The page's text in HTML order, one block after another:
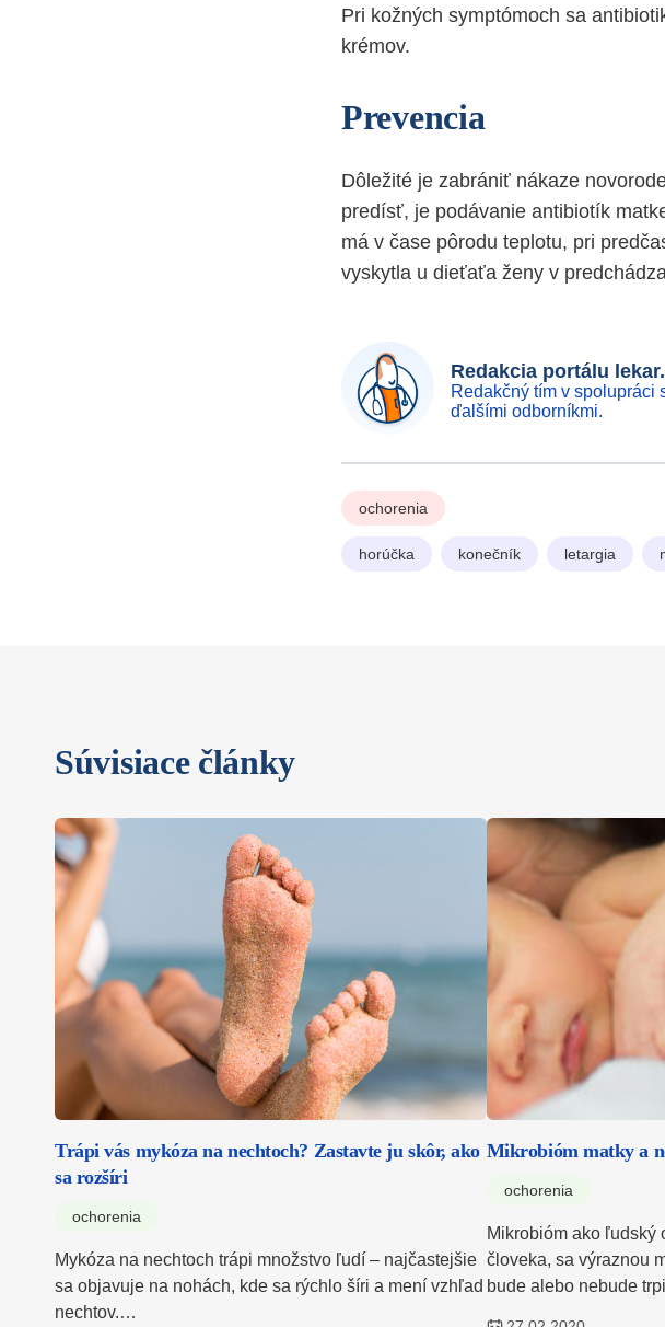
Pri kožných symptómoch sa
krémov.
Prevencia
Dôležité je zabrániť nákaze
predísť, je podávanie antibiotík
má v čase pôrodu teplotu, pri
vyskytla u dieťaťa ženy v
Redakcia portálu
Redakčný tím v spolupráci
ďalšími odborníkmi.
ochorenia
horúčka konečník letargia
Súvisiace články
Trápi vás mykóza na nechtoch? Zastavte ju skôr, ako
sa rozšíri
ochorenia
Mykóza na nechtoch trápi množstvo ľudí – najčastejšie
sa objavuje na nohách, kde sa rýchlo šíri a mení vzhľad
nechtov.…
Mikrobióm matky a
ochorenia
Mikrobióm ako ľudský
človeka, sa výraznou
bude alebo nebude